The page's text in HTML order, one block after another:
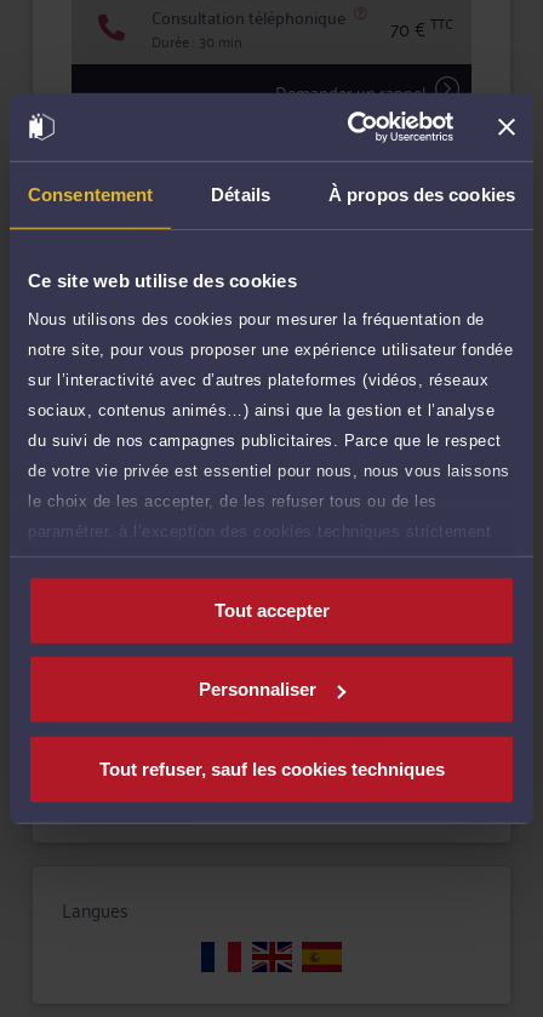
Consentement Détails À propos des cookies
Ce site web utilise des cookies
Nous utilisons des cookies pour mesurer la fréquentation de
notre site, pour vous proposer une expérience utilisateur fondée
sur l’interactivité avec d’autres plateformes (vidéos, réseaux
sociaux, contenus animés…) ainsi que la gestion et l’analyse
du suivi de nos campagnes publicitaires. Parce que le respect
de votre vie privée est essentiel pour nous, nous vous laissons
le choix de les accepter, de les refuser tous ou de les
paramétrer, à l’exception des cookies techniques strictement
nécessaires au fonctionnement du site.
Tout accepter
Personnaliser
Tout refuser, sauf les cookies techniques
Consultation téléphonique
Durée : 30 min 70 € TTC
Demander un rappel
Question simple
Réponse concise à votre question (moins
de 1.000 caractères)
40 €
TTC
Consultation écrite
Etude de votre dossier + possibilité
d'ajout d'une pièce jointe
150 €
TTC
Consulter par écrit
Compétences
Droit du dommage corporel
Langues